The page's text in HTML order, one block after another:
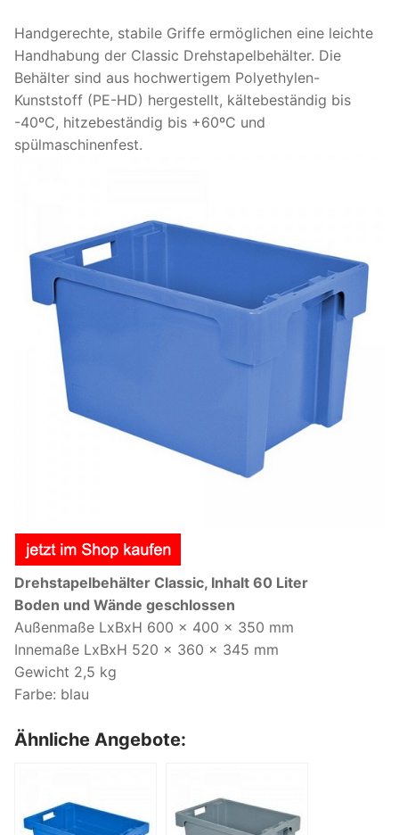
Handgerechte, stabile Griffe ermöglichen eine leichte
Handhabung der Classic Drehstapelbehälter. Die
Behälter sind aus hochwertigem Polyethylen-
Kunststoff (PE-HD) hergestellt, kältebeständig bis
-40ºC, hitzebeständig bis +60ºC und
spülmaschinenfest.
Drehstapelbehälter Classic, Inhalt 60 Liter
Boden und Wände geschlossen
Außenmaße LxBxH 600 x 400 x 350 mm
Innemaße LxBxH 520 x 360 x 345 mm
Gewicht 2,5 kg
Farbe: blau
Ähnliche Angebote: